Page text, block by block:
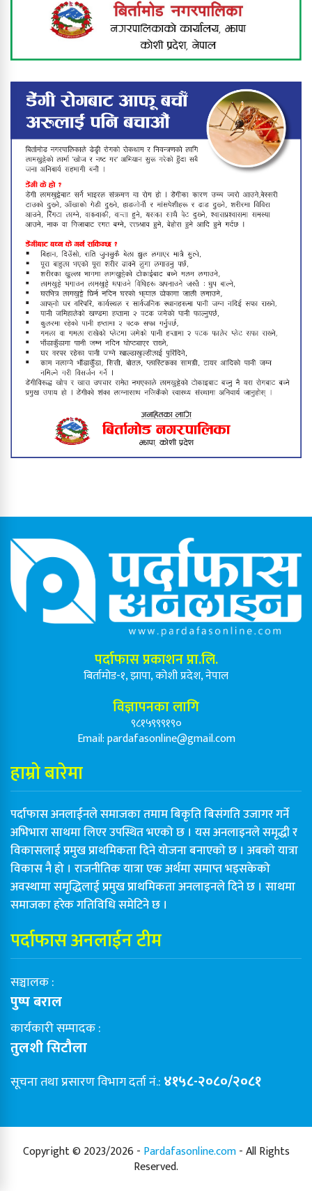
झापामा भीषण हावाहुरीको कहर : घर उडाए,
उद्योग तहसनहस, बिजुली पोल ढले,
फिल्मको हिरोझैँ देखिने पालिका अध्यक्ष
बाबुराम खड्काको फुटबल मोह
बिर्तामोडमा राष्ट्रिय पोषण लेखाजोखा
कार्यक्रम भोलिसम्म सञ्चालन हुने
विपक्षी सांसदले संसद्‌मै मागे प्रधानमन्त्रीको
राजीनामा
बिर्तामोड नगरपालिकाले थाल्यो सडक
विस्तार अभियान
पर्दाफास प्रकाशन प्रा.लि.
बिर्तामोड-१, झापा, कोशी प्रदेश, नेपाल
विज्ञापनका लागि
९८१५९९९१९०
Email:pardafasonline@gmail.com
हाम्रो बारेमा
पर्दाफास अनलाईनले समाजका तमाम बिकृति बिसंगति उजागर गर्ने
अभिभारा साथमा लिएर उपस्थित भएको छ । यस अनलाइनले समृद्धी र
विकासलाई प्रमुख प्राथमिकता दिने योजना बनाएको छ । अबको यात्रा
विकास नै हो । राजनीतिक यात्रा एक अर्थमा समाप्त भइसकेको
अवस्थामा समृद्धिलाई प्रमुख प्राथमिकता अनलाइनले दिने छ । साथमा
समाजका हरेक गतिविधि समेटिने छ ।
पर्दाफास अनलाईन टीम
सञ्चालक :
पुष्प बराल
कार्यकारी सम्पादक :
तुलशी सिटौला
सूचना तथा प्रसारण विभाग दर्ता नं.: ४१५८-२०८०/२०८१
Copyright © 2023/2026 - Pardafasonline.com- All Rights
Reserved.